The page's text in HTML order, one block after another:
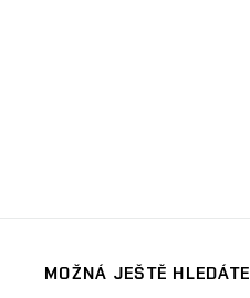
MOŽNÁ JEŠTĚ HLEDÁTE